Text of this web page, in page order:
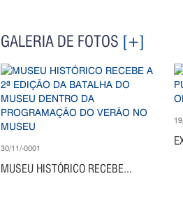
GALERIA DE FOTOS [+]
30/11/-0001
MUSEU HISTÓRICO RECEBE...